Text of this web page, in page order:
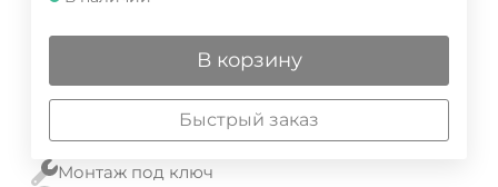
В корзину
Быстрый заказ
Монтаж под ключ